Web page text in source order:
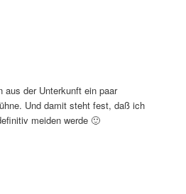
aus der Unterkunft ein paar
Und damit steht fest, daß ich
meiden werde 🙂